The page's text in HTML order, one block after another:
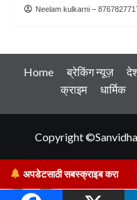
Neelam kulkarni –
Home ब्रेकिंग न्यूज़
क्राइम
धार्मिक
Copyright
अपडेटसाठी सबस्क्राइब करा